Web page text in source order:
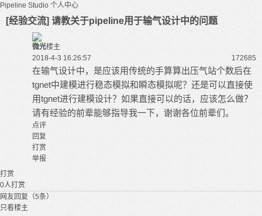
Pipeline Studio 个人中心
[经验交流] 请教关于pipeline用于输气设计中的问题
微光楼主
2018-4-3 16:26:57
172685
在输气设计中，是应该用传统的手算算出压气站个数后在
tgnet中建模进行稳态模拟和瞬态模拟呢？还是可以直接使
用tgnet进行建模设计？如果直接可以的话，应该怎么做？
请有经验的前辈能够指导我一下，谢谢各位前辈们。
点评
回复
打赏
举报
打赏
0人打赏
网友回复（5条）
只看楼主